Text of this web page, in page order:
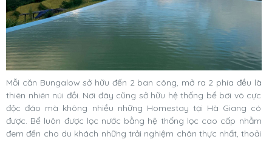
Mỗi căn Bungalow sở hữu đến 2 ban công, mở ra 2 phía đều là
thiên nhiên núi đồi. Nơi đây cũng sở hữu hệ thống bể bơi vô cực
độc đáo mà không nhiều những Homestay tại Hà Giang có
được. Bể luôn được lọc nước bằng hệ thống lọc cao cấp nhằm
đem đến cho du khách những trải nghiệm chân thực nhất, thoải